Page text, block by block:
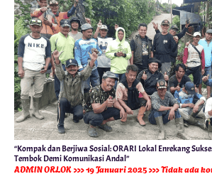
“Kompak dan Berjiwa Sosial: ORARI Lokal Enrekang
Tembok Demi Komunikasi Andal”
ADMIN ORLOK 19 Januari 2025
Tidak ada